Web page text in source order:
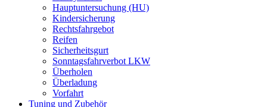
Hauptuntersuchung (HU)
Kindersicherung
Rechtsfahrgebot
Reifen
Sicherheitsgurt
Sonntagsfahrverbot LKW
Überholen
Überladung
Vorfahrt
Tuning und Zubehör